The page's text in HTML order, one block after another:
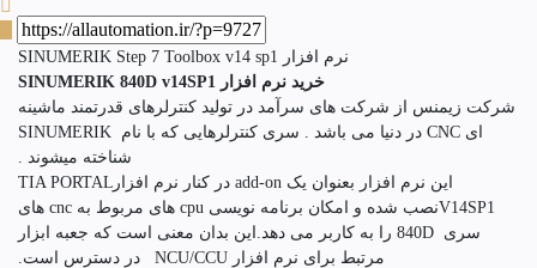
نرم افزار SINUMERIK Step 7 Toolbox v14 sp1
خرید نرم افزار SINUMERIK 840D v14SP1
شرکت زیمنس از شرکت های سرآمد در تولید کنترلرهای قدرتمند ماشینه
ای CNC در دنیا می باشد . سری کنترلرهایی که با نام SINUMERIK
شناخته میشوند .
این نرم افزار بعنوان یک add-on در کنار نرم افزارTIA PORTAL
V14SP1نصب شده و امکان برنامه نویسی cpu های مربوط به cnc های
سری 840D را به کاربر می دهد.این بدان معنی است که جعبه ابزار
مرتبط برای نرم افزار NCU/CCU در دسترس است.